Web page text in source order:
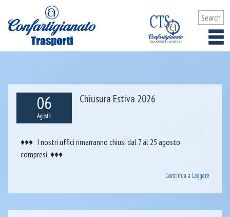
06
Agosto
Chiusura Estiva 2026
♦♦♦ I nostri uffici rimarranno chiusi dal 7 al 25 agosto
compresi ♦♦♦
Continua a Leggere